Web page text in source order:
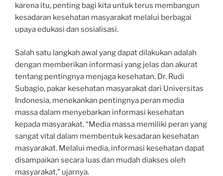
karena itu, penting bagi kita untuk terus membangun
kesadaran kesehatan masyarakat melalui berbagai
upaya edukasi dan sosialisasi.
Salah satu langkah awal yang dapat dilakukan adalah
dengan memberikan informasi yang jelas dan akurat
tentang pentingnya menjaga kesehatan. Dr. Rudi
Subagio, pakar kesehatan masyarakat dari Universitas
Indonesia, menekankan pentingnya peran media
massa dalam menyebarkan informasi kesehatan
kepada masyarakat. “Media massa memiliki peran yang
sangat vital dalam membentuk kesadaran kesehatan
masyarakat. Melalui media, informasi kesehatan dapat
disampaikan secara luas dan mudah diakses oleh
masyarakat,” ujarnya.